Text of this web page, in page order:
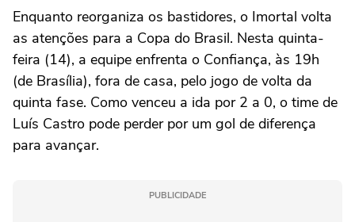
Enquanto reorganiza os bastidores, o Imortal volta
as atenções para a Copa do Brasil. Nesta quinta-
feira (14), a equipe enfrenta o Confiança, às 19h
(de Brasília), fora de casa, pelo jogo de volta da
quinta fase. Como venceu a ida por 2 a 0, o time de
Luís Castro pode perder por um gol de diferença
para avançar.
PUBLICIDADE